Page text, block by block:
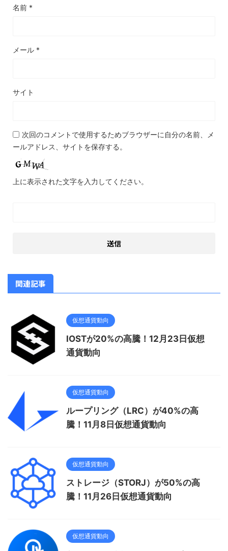
名前 *
メール *
サイト
次回のコメントで使用するためブラウザーに自分の名前、メ
ールアドレス、サイトを保存する。
上に表示された文字を入力してください。
関連記事
仮想通貨動向
IOSTが20%の高騰！12月23日仮想
通貨動向
仮想通貨動向
ループリング（LRC）が40%の高
騰！11月8日仮想通貨動向
仮想通貨動向
ストレージ（STORJ）が50%の高
騰！11月26日仮想通貨動向
仮想通貨動向